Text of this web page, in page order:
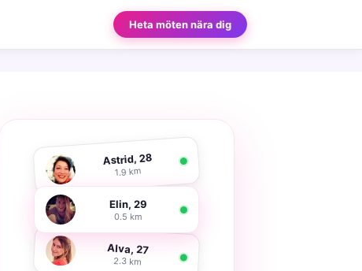
Heta möten nära dig
Astrid, 28
1.9 km
Elin, 29
0.5 km
Alva, 27
2.3 km